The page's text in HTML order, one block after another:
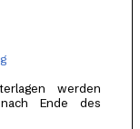
werden
Ende des